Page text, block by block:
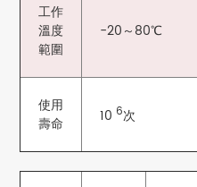
工作
溫度
範圍
-20～80℃
使用
壽命
10 6次